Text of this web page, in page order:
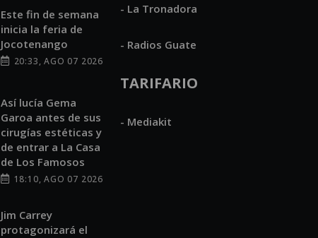
Este fin de semana
inicia la feria de
Jocotenango
20:33, AGO 07 2026
Así lucía Gema
Garoa antes de sus
cirugías estéticas y
de entrar a La Casa
de Los Famosos
18:10, AGO 07 2026
Jim Carrey
protagonizará el
- La Tronadora
- Radios Guate
TARIFARIO
- Mediakit